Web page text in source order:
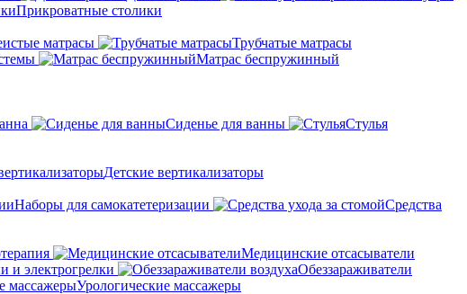
Прикроватные столики
матрасы
Трубчатые матрасы
Матрас беспружинный
Сиденье для ванны
Стулья
Детские вертикализаторы
Наборы для самокатетеризации
Средства
Медицинские отсасыватели
и электрогрелки
Обеззараживатели
Урологические массажеры